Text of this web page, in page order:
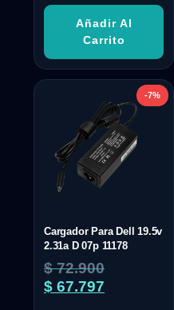
Añadir Al
Carrito
-7%
Cargador Para Dell 19.5v
2.31a D 07p 11178
$72.900
$ 67.797